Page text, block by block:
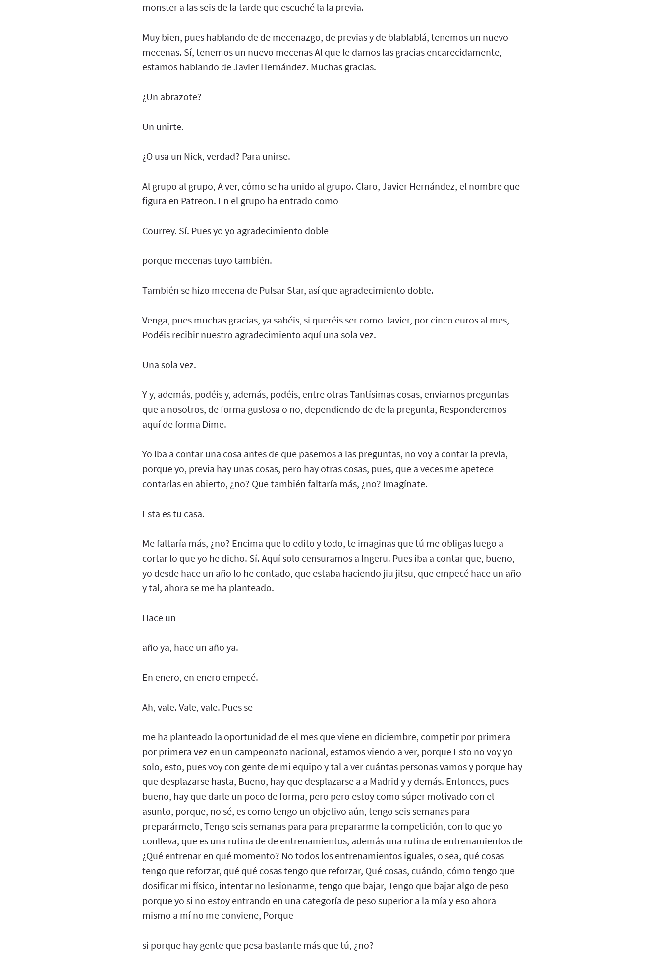
monster a las seis de la tarde que escuché la la previa.
Muy bien, pues hablando de de mecenazgo, de previas y de blablablá, tenemos un nuevo
mecenas. Sí, tenemos un nuevo mecenas Al que le damos las gracias encarecidamente,
estamos hablando de Javier Hernández. Muchas gracias.
¿Un abrazote?
Un unirte.
¿O usa un Nick, verdad? Para unirse.
Al grupo al grupo, A ver, cómo se ha unido al grupo. Claro, Javier Hernández, el nombre que
figura en Patreon. En el grupo ha entrado como
Courrey. Sí. Pues yo yo agradecimiento doble
porque mecenas tuyo también.
También se hizo mecena de Pulsar Star, así que agradecimiento doble.
Venga, pues muchas gracias, ya sabéis, si queréis ser como Javier, por cinco euros al mes,
Podéis recibir nuestro agradecimiento aquí una sola vez.
Una sola vez.
Y y, además, podéis y, además, podéis, entre otras Tantísimas cosas, enviarnos preguntas
que a nosotros, de forma gustosa o no, dependiendo de de la pregunta, Responderemos
aquí de forma Dime.
Yo iba a contar una cosa antes de que pasemos a las preguntas, no voy a contar la previa,
porque yo, previa hay unas cosas, pero hay otras cosas, pues, que a veces me apetece
contarlas en abierto, ¿no? Que también faltaría más, ¿no? Imagínate.
Esta es tu casa.
Me faltaría más, ¿no? Encima que lo edito y todo, te imaginas que tú me obligas luego a
cortar lo que yo he dicho. Sí. Aquí solo censuramos a Ingeru. Pues iba a contar que, bueno,
yo desde hace un año lo he contado, que estaba haciendo jiu jitsu, que empecé hace un año
y tal, ahora se me ha planteado.
Hace un
año ya, hace un año ya.
En enero, en enero empecé.
Ah, vale. Vale, vale. Pues se
me ha planteado la oportunidad de el mes que viene en diciembre, competir por primera
por primera vez en un campeonato nacional, estamos viendo a ver, porque Esto no voy yo
solo, esto, pues voy con gente de mi equipo y tal a ver cuántas personas vamos y porque hay
que desplazarse hasta, Bueno, hay que desplazarse a a Madrid y y demás. Entonces, pues
bueno, hay que darle un poco de forma, pero pero estoy como súper motivado con el
asunto, porque, no sé, es como tengo un objetivo aún, tengo seis semanas para
preparármelo, Tengo seis semanas para para prepararme la competición, con lo que yo
conlleva, que es una rutina de de entrenamientos, además una rutina de entrenamientos de
¿Qué entrenar en qué momento? No todos los entrenamientos iguales, o sea, qué cosas
tengo que reforzar, qué qué cosas tengo que reforzar, Qué cosas, cuándo, cómo tengo que
dosificar mi físico, intentar no lesionarme, tengo que bajar, Tengo que bajar algo de peso
porque yo si no estoy entrando en una categoría de peso superior a la mía y eso ahora
mismo a mí no me conviene, Porque
si porque hay gente que pesa bastante más que tú, ¿no?